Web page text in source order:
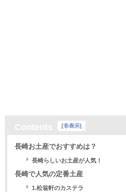
[非表示]
長崎お土産でおすすめは？
長崎らしいお土産が人気！
長崎で人気の定番土産
1.松翁軒のカステラ